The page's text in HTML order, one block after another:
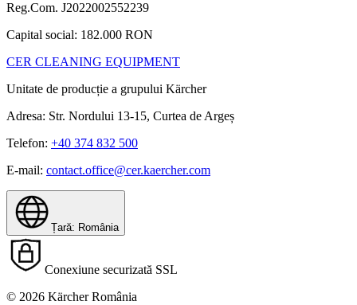
Reg.Com. J2022002552239
Capital social: 182.000 RON
CER CLEANING EQUIPMENT
Unitate de producție a grupului Kärcher
Adresa: Str. Nordului 13-15, Curtea de Argeș
Telefon: +40 374 832 500
E-mail: contact.office@cer.kaercher.com
Țară: România
Conexiune securizată SSL
© 2026 Kärcher România